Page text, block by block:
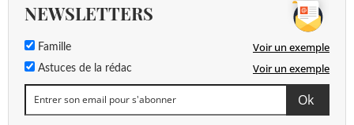
NEWSLETTERS
Famille Voir un exemple
Astuces de la rédac Voir un exemple